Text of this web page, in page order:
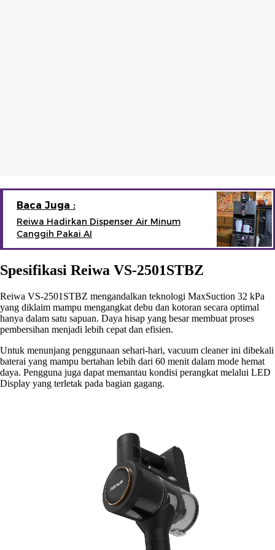
Baca Juga :
Reiwa Hadirkan Dispenser Air Minum
Canggih Pakai AI
Spesifikasi Reiwa VS-2501STBZ
Reiwa VS-2501STBZ mengandalkan teknologi MaxSuction 32 kPa
yang diklaim mampu mengangkat debu dan kotoran secara optimal
hanya dalam satu sapuan. Daya hisap yang besar membuat proses
pembersihan menjadi lebih cepat dan efisien.
Untuk menunjang penggunaan sehari-hari, vacuum cleaner ini dibekali
baterai yang mampu bertahan lebih dari 60 menit dalam mode hemat
daya. Pengguna juga dapat memantau kondisi perangkat melalui LED
Display yang terletak pada bagian gagang.